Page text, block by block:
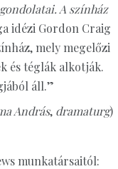
A színház
idézi Gordon Craig
mely megelőzi
és téglák alkotják.
áll.”
András, dramaturg)
munkatársaitól: